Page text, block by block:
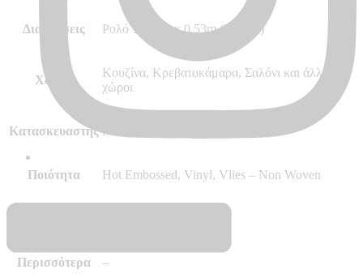
Διαστάσεις Ρολό 10.05m x 0.53m (5.32m²)
Χώρος
Κουζίνα, Κρεβατοκάμαρα, Σαλόνι και άλλοι
χώροι
Κατασκευαστής Marburg – Made in Germany
Ποιότητα Hot Embossed, Vinyl, Vlies – Non Woven
Περισσότερα –